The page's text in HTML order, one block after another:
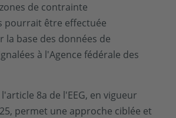
de contrainte
pourrait être effectuée
la base des données de
à l'Agence fédérale des
8a de l'EEG, en vigueur
permet une approche ciblée et